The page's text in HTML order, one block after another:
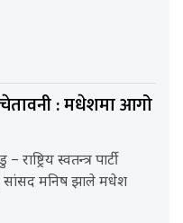
: मधेशमा आगो
राष्ट्रिय स्वतन्त्र पार्टी
सांसद मनिष झाले मधेश